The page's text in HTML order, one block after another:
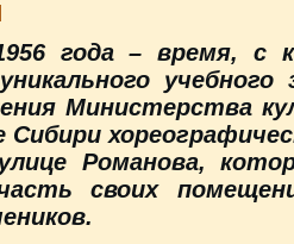
года – время, с
учебного
Министерства
Сибири
Романова,
своих